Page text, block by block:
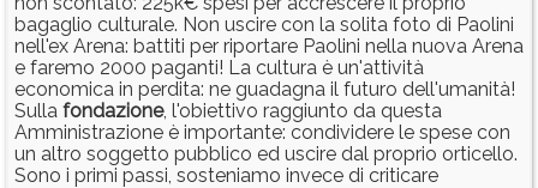
bagaglio culturale. Non uscire con la solita foto di Paolini
nell'ex Arena: battiti per riportare Paolini nella nuova Arena
e faremo 2000 paganti! La cultura è un'attività
economica in perdita: ne guadagna il futuro dell'umanità!
Sulla fondazione, l'obiettivo raggiunto da questa
Amministrazione è importante: condividere le spese con
un altro soggetto pubblico ed uscire dal proprio orticello.
Sono i primi passi, sosteniamo invece di criticare